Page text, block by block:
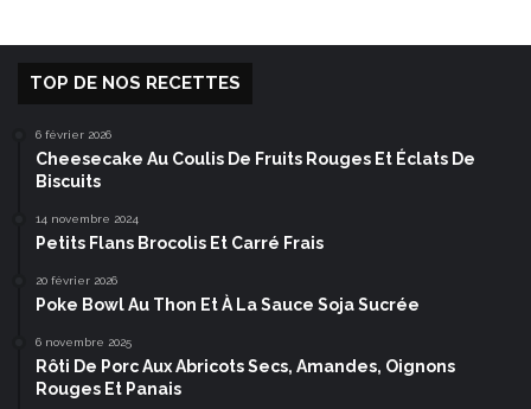
TOP DE NOS RECETTES
6 février 2026
Cheesecake Au Coulis De Fruits Rouges Et Éclats De
Biscuits
14 novembre 2024
Petits Flans Brocolis Et Carré Frais
20 février 2026
Poke Bowl Au Thon Et À La Sauce Soja Sucrée
6 novembre 2025
Rôti De Porc Aux Abricots Secs, Amandes, Oignons
Rouges Et Panais